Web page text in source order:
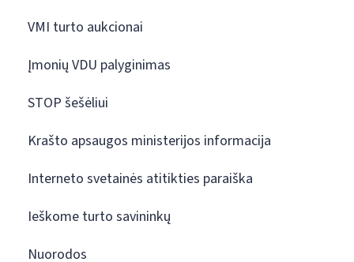
VMI turto aukcionai
Įmonių VDU palyginimas
STOP šešėliui
Krašto apsaugos ministerijos informacija
Interneto svetainės atitikties paraiška
Ieškome turto savininkų
Nuorodos